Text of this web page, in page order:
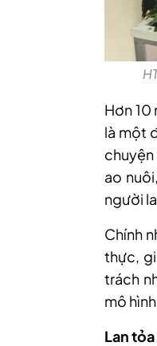
Hơn 10
là một
ao
người
Chính
thực,
trách
mô
Lan